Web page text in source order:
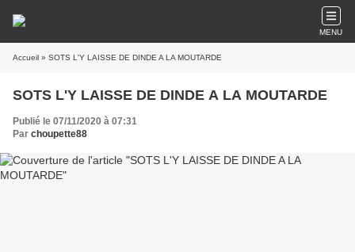
MENU
Accueil » SOTS L'Y LAISSE DE DINDE A LA MOUTARDE
SOTS L'Y LAISSE DE DINDE A LA MOUTARDE
Publié le 07/11/2020 à 07:31
Par choupette88